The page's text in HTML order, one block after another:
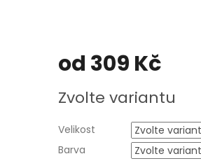
od 309 Kč
cena:
Zvolte variantu
Velikost
Barva